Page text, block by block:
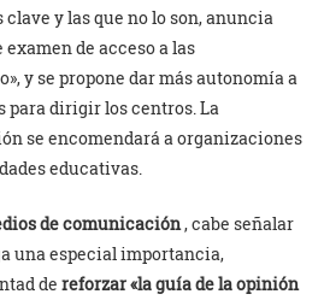
y las que no lo son, anuncia
de acceso a las
y se propone dar más autonomía a
para dirigir los centros. La
se encomendará a organizaciones
educativas.
de comunicación, cabe señalar
una especial importancia,
de reforzar «la guía de la opinión